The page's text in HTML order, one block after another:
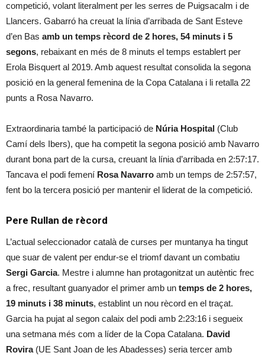
competició, volant literalment per les serres de Puigsacalm i de
Llancers. Gabarró ha creuat la línia d’arribada de Sant Esteve
d’en Bas amb un temps rècord de 2 hores, 54 minuts i 5
segons, rebaixant en més de 8 minuts el temps establert per
Erola Bisquert al 2019. Amb aquest resultat consolida la segona
posició en la general femenina de la Copa Catalana i li retalla 22
punts a Rosa Navarro.
Extraordinaria també la participació de Núria Hospital (Club
Camí dels Ibers), que ha competit la segona posició amb Navarro
durant bona part de la cursa, creuant la línia d’arribada en 2:57:17.
Tancava el podi femení Rosa Navarro amb un temps de 2:57:57,
fent bo la tercera posició per mantenir el liderat de la competició.
Pere Rullan de rècord
L’actual seleccionador català de curses per muntanya ha tingut
que suar de valent per endur-se el triomf davant un combatiu
Sergi Garcia. Mestre i alumne han protagonitzat un autèntic frec
a frec, resultant guanyador el primer amb un temps de 2 hores,
19 minuts i 38 minuts, establint un nou rècord en el traçat.
Garcia ha pujat al segon calaix del podi amb 2:23:16 i segueix
una setmana més com a líder de la Copa Catalana. David
Rovira(UE Sant Joan de les Abadesses) seria tercer amb